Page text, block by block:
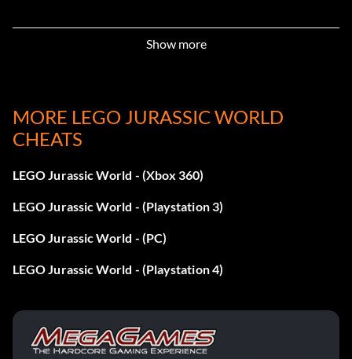
Flug:
Reise durch die Luft. Verfügbar für Dimorphodon,
Springen Sie:
Show more
MORE LEGO JURASSIC WORLD
CHEATS
LEGO Jurassic World - (Xbox 360)
LEGO Jurassic World - (Playstation 3)
LEGO Jurassic World - (PC)
LEGO Jurassic World - (Playstation 4)